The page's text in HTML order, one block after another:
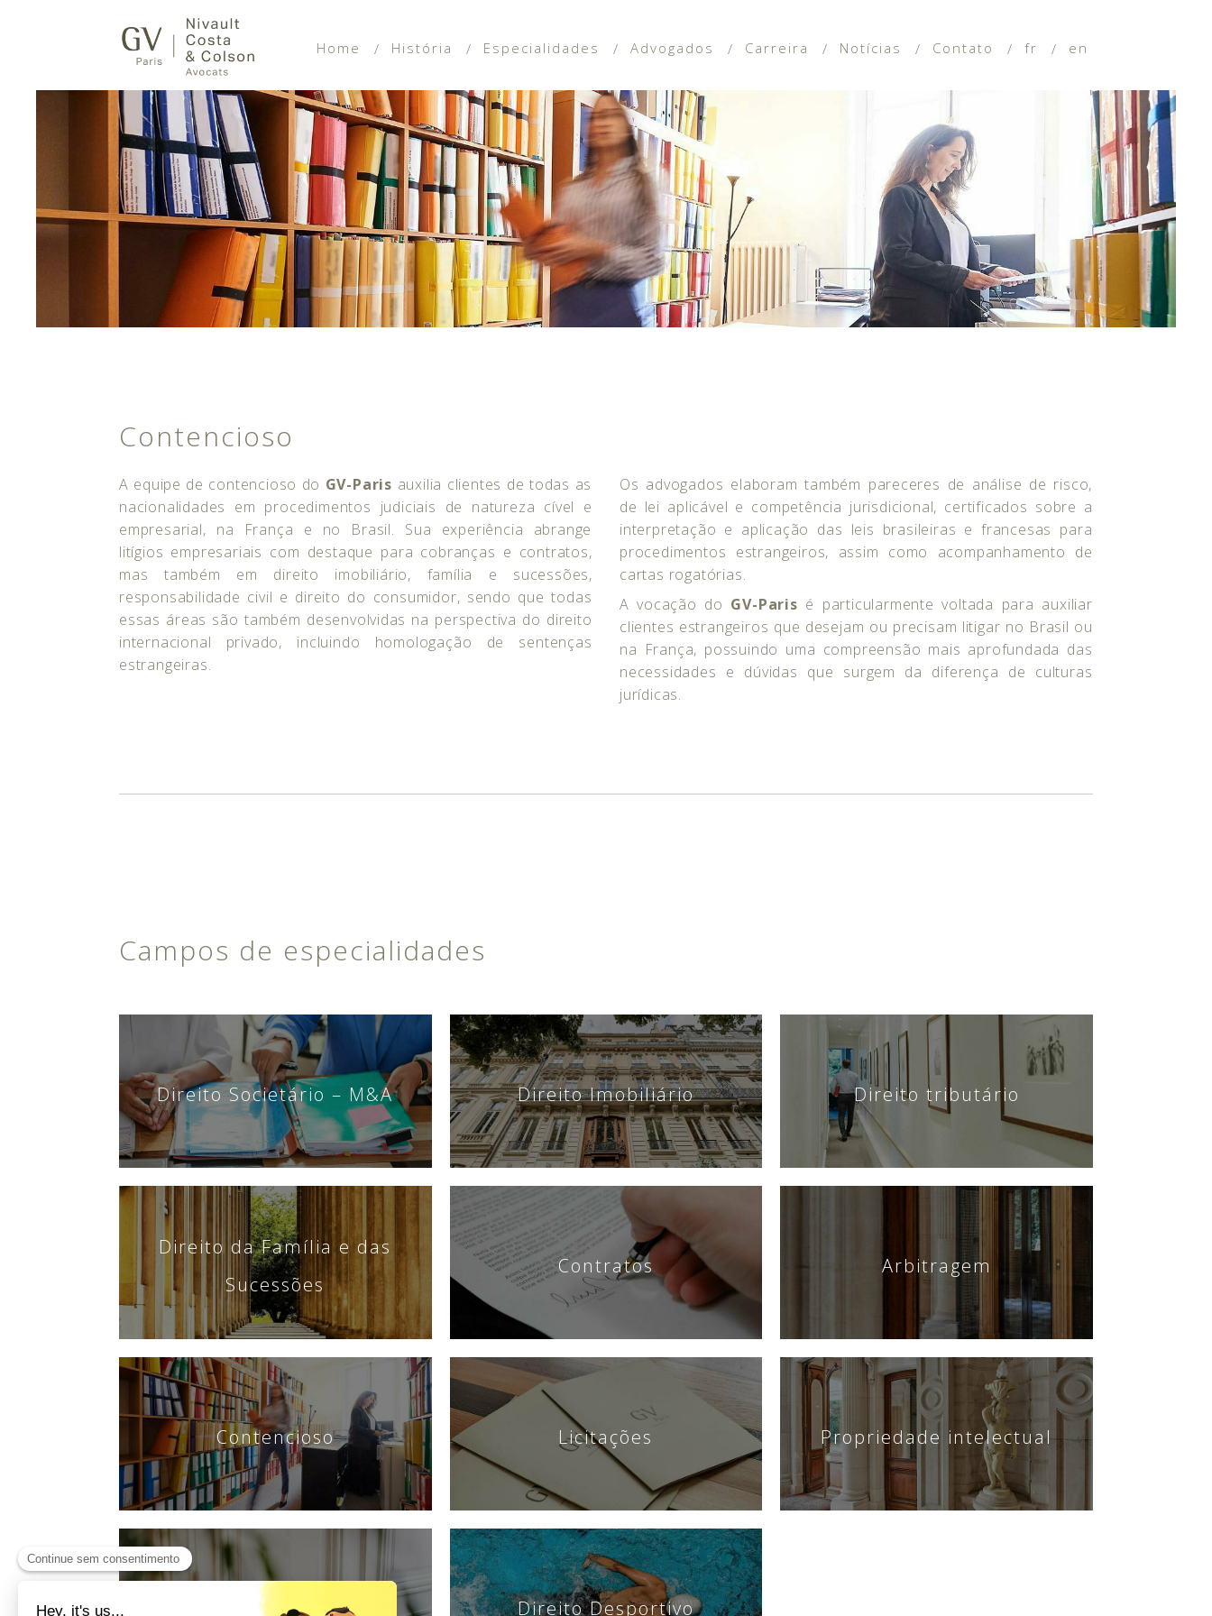
Home História Especialidades Advogados Carreira Notícias Contato fr en
Contencioso
A equipe de contencioso do GV-Paris auxilia clientes de todas as
nacionalidades em procedimentos judiciais de natureza cível e
empresarial, na França e no Brasil. Sua experiência abrange
litígios empresariais com destaque para cobranças e contratos,
mas também em direito imobiliário, família e sucessões,
responsabilidade civil e direito do consumidor, sendo que todas
essas áreas são também desenvolvidas na perspectiva do direito
internacional privado, incluindo homologação de sentenças
estrangeiras.
Os advogados elaboram também pareceres de análise de risco,
de lei aplicável e competência jurisdicional, certificados sobre a
interpretação e aplicação das leis brasileiras e francesas para
procedimentos estrangeiros, assim como acompanhamento de
cartas rogatórias.
A vocação do GV-Paris é particularmente voltada para auxiliar
clientes estrangeiros que desejam ou precisam litigar no Brasil ou
na França, possuindo uma compreensão mais aprofundada das
necessidades e dúvidas que surgem da diferença de culturas
jurídicas.
Campos de especialidades
Direito Societário – M&A Direito Imobiliário Direito tributário
Direito da Família e das
Sucessões
Contratos Arbitragem
Contencioso Licitações Propriedade intelectual
Visto & Nacionalidade Direito Desportivo